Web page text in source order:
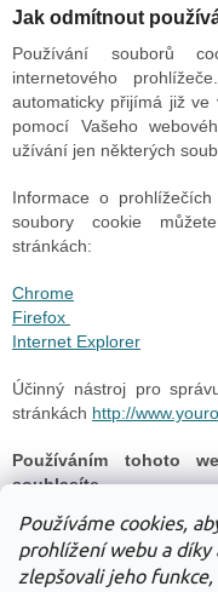
Používáme cookies,
prohlížení webu a
zlepšovali jeho
Jak odmítnout
Používání souborů
internetového
automaticky přijímá již ve
pomocí Vašeho
užívání jen některých
Informace o
soubory cookie
stránkách:
Chrome
Firefox
Internet Explorer
Účinný nástroj pro
stránkách http://
Používáním tohoto
souhlasíte.